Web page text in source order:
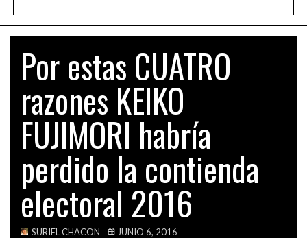
OPINIÓN
ENTRETENIMIENTO
TECH
VIDEOS
ACTUALIDAD
BENICIO RÍOS OCSA: ESTE SERÍA EL PRIMER…
ACTUALIDAD
CONGRESISTA PRESENTA PROYECTO DE LEY QUE
IMPEDIRÁ…
OPINIÓN
LA PEOR PESADILLA DE VERÓNIKA MENDOZA SE…
Por estas CUATRO
razones KEIKO
FUJIMORI habría
perdido la contienda
electoral 2016
SURIEL CHACON JUNIO 6, 2016